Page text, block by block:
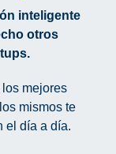
inteligente
otros
mejores
mismos te
el día a día.